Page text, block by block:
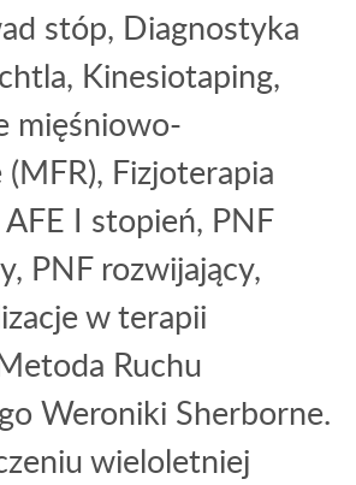
stóp, Diagnostyka
Kinesiotaping,
mięśniowo-
Fizjoterapia
I stopień, PNF
PNF rozwijający,
w terapii
Ruchu
Weroniki Sherborne.
wieloletniej